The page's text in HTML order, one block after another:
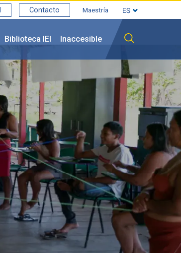
Maestría
Contacto
Biblioteca IEI Inaccesible